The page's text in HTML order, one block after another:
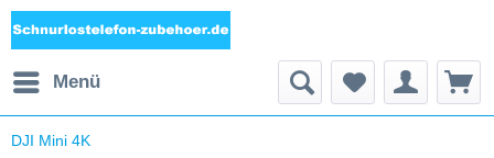
Menü
DJI Mini 4K